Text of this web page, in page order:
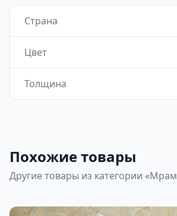
Страна
Цвет
Толщина
Похожие товары
Другие товары из категории